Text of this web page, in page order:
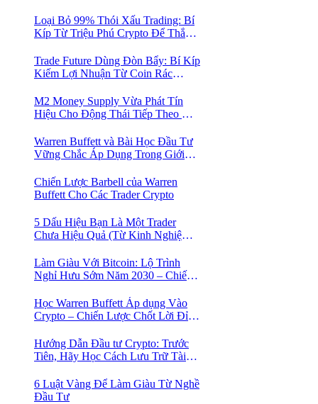
Loại Bỏ 99% Thói Xấu Trading: Bí
Kíp Từ Triệu Phú Crypto Để Thắng
Trade Future Dùng Đòn Bẩy: Bí Kíp
Kiếm Lợi Nhuận Từ Coin Rác
Bán Khống
M2 Money Supply Vừa Phát Tín
Hiệu Cho Động Thái Tiếp Theo Của
Trader Đang Bỏ Lỡ! 🚀
Warren Buffett và Bài Học Đầu Tư
Vững Chắc Áp Dụng Trong Giới
Chiến Lược Barbell của Warren
Buffett Cho Các Trader Crypto
5 Dấu Hiệu Bạn Là Một Trader
Chưa Hiệu Quả (Từ Kinh Nghiệm
Làm Giàu Với Bitcoin: Lộ Trình
Nghỉ Hưu Sớm Năm 2030 – Chiến
Học Warren Buffett Áp dụng Vào
Crypto – Chiến Lược Chốt Lời Đỉnh
Hướng Dẫn Đầu tư Crypto: Trước
Tiên, Hãy Học Cách Lưu Trữ Tài
6 Luật Vàng Để Làm Giàu Từ Nghề
Đầu Tư